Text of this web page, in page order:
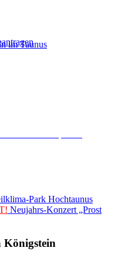
im Taunus
Park Hochtaunus
Neujahrs-Konzert „Prost